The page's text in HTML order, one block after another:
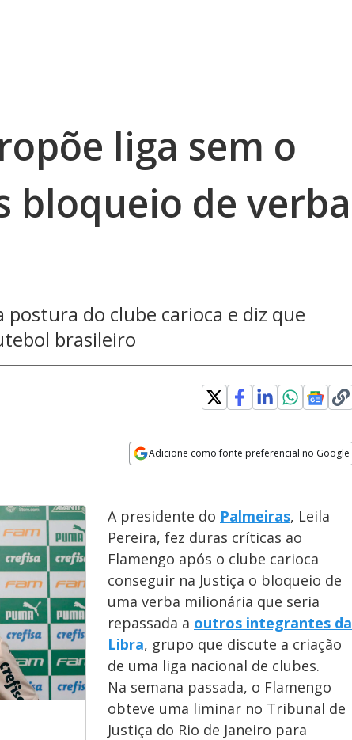
liga sem o
bloqueio de verba
do clube carioca e diz que
brasileiro
Adicione como fonte preferencial no Google
A presidente do Palmeiras, Leila
Pereira, fez duras críticas ao
Flamengo após o clube carioca
conseguir na Justiça o bloqueio de
uma verba milionária que seria
repassada a outros integrantes da
Libra, grupo que discute a criação
de uma liga nacional de clubes.
Na semana passada, o Flamengo
obteve uma liminar no Tribunal de
Justiça do Rio de Janeiro para